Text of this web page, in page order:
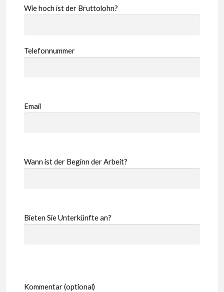
Wie hoch ist der Bruttolohn?
Telefonnummer
Email
Wann ist der Beginn der Arbeit?
Bieten Sie Unterkünfte an?
Kommentar (optional)